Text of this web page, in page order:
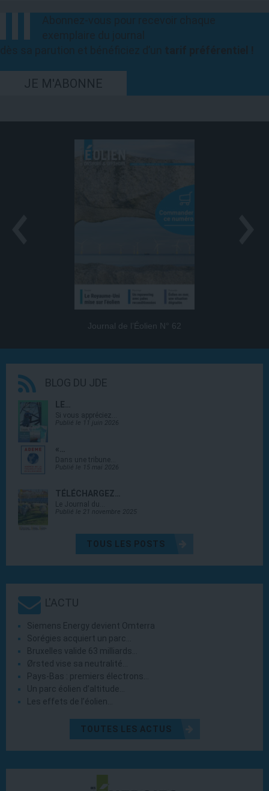
JE M'ABONNE
Journal de l’Éolien N° 62
BLOG DU JDE
LE…
Si vous appréciez…
Publié le 11 juin 2026
«…
Dans une tribune…
Publié le 15 mai 2026
TÉLÉCHARGEZ…
Le Journal du…
Publié le 21 novembre 2025
TOUS LES POSTS
L'ACTU
Siemens Energy devient Omterra
Sorégies acquiert un parc…
Bruxelles valide 63 milliards…
Ørsted vise sa neutralité…
Pays-Bas : premiers électrons…
Un parc éolien d’altitude…
Les effets de l’éolien…
TOUTES LES ACTUS